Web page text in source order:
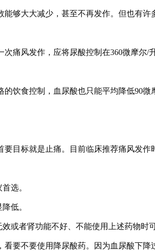
够大大减少，甚至不再发作。但也有
痛风发作，应将尿酸控制在360微摩尔/
饮食控制，血尿酸也只能平均降低90
目标就是止痛。目前临床推荐痛风发
选。
低。
或者肾功能不好、不能使用上述药物时
要不要使用降尿酸药。因为血尿酸下